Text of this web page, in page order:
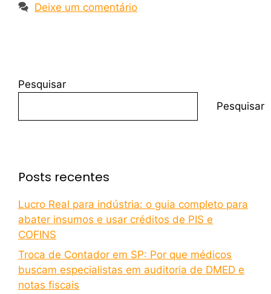
Deixe um comentário
Pesquisar
Pesquisar
Posts recentes
Lucro Real para indústria: o guia completo para
abater insumos e usar créditos de PIS e
COFINS
Troca de Contador em SP: Por que médicos
buscam especialistas em auditoria de DMED e
notas fiscais